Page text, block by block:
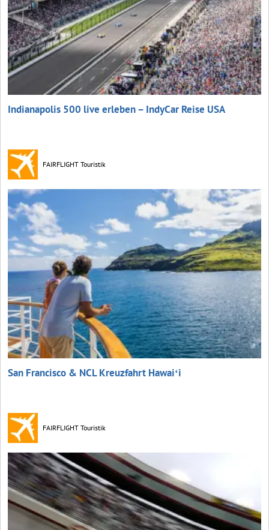
Indianapolis 500 live erleben – IndyCar Reise USA
FAIRFLIGHT Touristik
San Francisco & NCL Kreuzfahrt Hawaiʻi
FAIRFLIGHT Touristik